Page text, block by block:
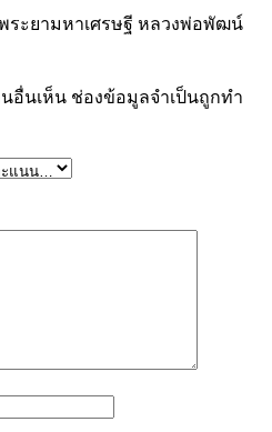
ระยามหาเศรษฐี หลวงพ่อพัฒน์
อื่นเห็น ช่องข้อมูลจำเป็นถูกทำ